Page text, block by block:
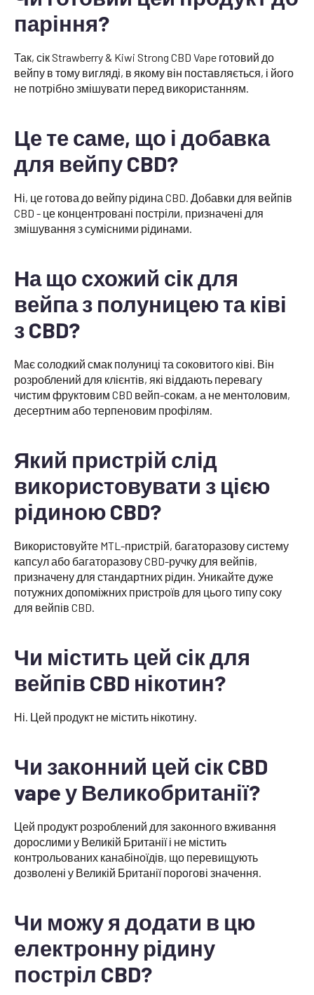
паріння?
Так, сік Strawberry & Kiwi Strong CBD Vape готовий до
вейпу в тому вигляді, в якому він поставляється, і його
не потрібно змішувати перед використанням.
Це те саме, що і добавка
для вейпу CBD?
Ні, це готова до вейпу рідина CBD. Добавки для вейпів
CBD - це концентровані постріли, призначені для
змішування з сумісними рідинами.
На що схожий сік для
вейпа з полуницею та ківі
з CBD?
Має солодкий смак полуниці та соковитого ківі. Він
розроблений для клієнтів, які віддають перевагу
чистим фруктовим CBD вейп-сокам, а не ментоловим,
десертним або терпеновим профілям.
Який пристрій слід
використовувати з цією
рідиною CBD?
Використовуйте MTL-пристрій, багаторазову систему
капсул або багаторазову CBD-ручку для вейпів,
призначену для стандартних рідин. Уникайте дуже
потужних допоміжних пристроїв для цього типу соку
для вейпів CBD.
Чи містить цей сік для
вейпів CBD нікотин?
Ні. Цей продукт не містить нікотину.
Чи законний цей сік CBD
vape у Великобританії?
Цей продукт розроблений для законного вживання
дорослими у Великій Британії і не містить
контрольованих канабіноїдів, що перевищують
дозволені у Великій Британії порогові значення.
Чи можу я додати в цю
електронну рідину
постріл CBD?